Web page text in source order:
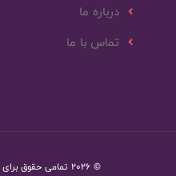
درباره ما
تماس با ما
© 2026 تمامی حقوق برای